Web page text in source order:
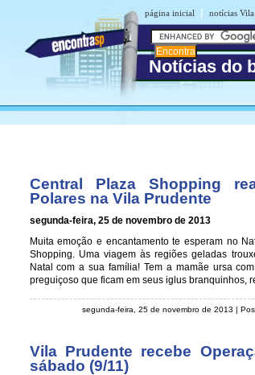
página inicial | notícias
Notícias do
Central Plaza Shopping
Polares na Vila Prudente
segunda-feira, 25 de novembro de 2013
Muita emoção e encantamento te esperam no
Shopping. Uma viagem às regiões geladas
Natal com a sua família! Tem a mamãe ursa
preguiçoso que ficam em seus iglus branquinhos,
segunda-feira, 25 de novembro de 2013 |
Vila Prudente recebe
sábado (9/11)